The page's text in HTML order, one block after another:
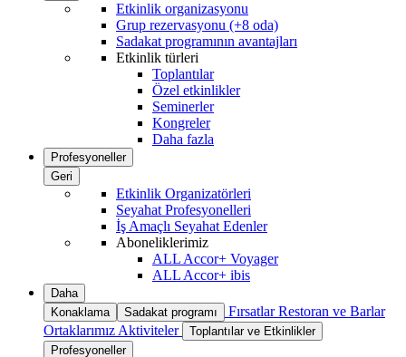
Etkinlik organizasyonu
Grup rezervasyonu (+8 oda)
Sadakat programının avantajları
Etkinlik türleri
Toplantılar
Özel etkinlikler
Seminerler
Kongreler
Daha fazla
Profesyoneller
Geri
Etkinlik Organizatörleri
Seyahat Profesyonelleri
İş Amaçlı Seyahat Edenler
Aboneliklerimiz
ALL Accor+ Voyager
ALL Accor+ ibis
Daha
Konaklama
Sadakat programı Fırsatlar Restoran ve Barlar
Ortaklarımız Aktiviteler
Toplantılar ve Etkinlikler
Profesyoneller